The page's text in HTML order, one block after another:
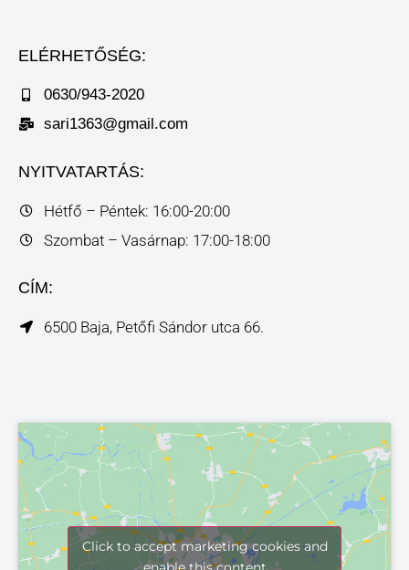
ELÉRHETŐSÉG:
0630/943-2020
sari1363@gmail.com
NYITVATARTÁS:
Hétfő – Péntek: 16:00-20:00
Szombat – Vasárnap: 17:00-18:00
CÍM:
6500 Baja, Petőfi Sándor utca 66.
Click to accept marketing cookies and